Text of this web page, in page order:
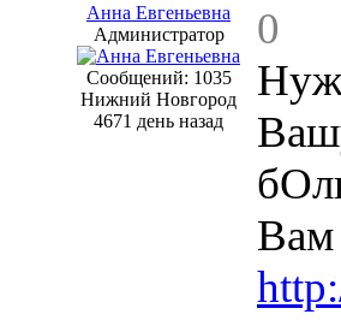
Анна Евгеньевна
Администратор
Сообщений: 1035
Нижний Новгород
4671 день назад
0
Вам